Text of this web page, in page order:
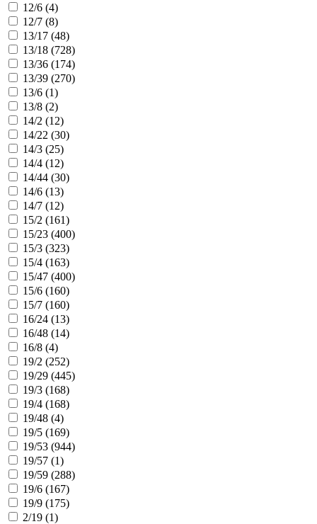
12/6 (4)
12/7 (8)
13/17 (48)
13/18 (728)
13/36 (174)
13/39 (270)
13/6 (1)
13/8 (2)
14/2 (12)
14/22 (30)
14/3 (25)
14/4 (12)
14/44 (30)
14/6 (13)
14/7 (12)
15/2 (161)
15/23 (400)
15/3 (323)
15/4 (163)
15/47 (400)
15/6 (160)
15/7 (160)
16/24 (13)
16/48 (14)
16/8 (4)
19/2 (252)
19/29 (445)
19/3 (168)
19/4 (168)
19/48 (4)
19/5 (169)
19/53 (944)
19/57 (1)
19/59 (288)
19/6 (167)
19/9 (175)
2/19 (1)